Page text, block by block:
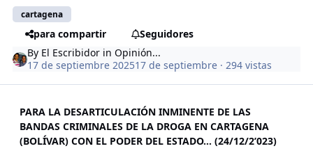
cartagena
para compartir
Seguidores
By El Escribidor inOpinión...
17 de septiembre 202517 de septiembre · 294 vistas
PARA LA DESARTICULACIÓN INMINENTE DE LAS
BANDAS CRIMINALES DE LA DROGA EN CARTAGENA
(BOLÍVAR) CON EL PODER DEL ESTADO… (24/12/2’023)